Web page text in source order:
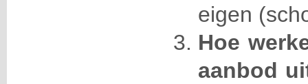
eigen
Hoe
aanbod